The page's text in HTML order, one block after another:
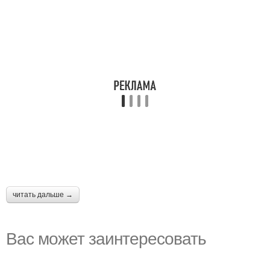
читать дальше →
Вас может заинтересовать